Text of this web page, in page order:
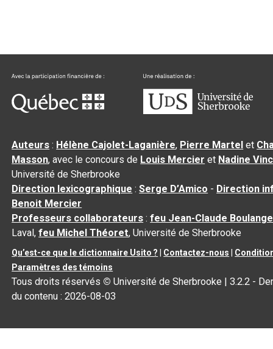
Auteurs : Hélène Cajolet-Laganière, Pierre Martel et
Masson, avec le concours de Louis Mercier et Nadine
Université de Sherbrooke
Direction lexicographique :Serge D’Amico - Direction
Benoit Mercier
Professeurs collaborateurs :feu Jean-Claude
Laval,feu Michel Théoret, Université de Sherbrooke
Qu’est-ce que le dictionnaire Usito ? Contactez-nous
Paramètres des témoins
Tous droits réservés © Université de Sherbrooke |3.2.2 -
du contenu :2026-08-03